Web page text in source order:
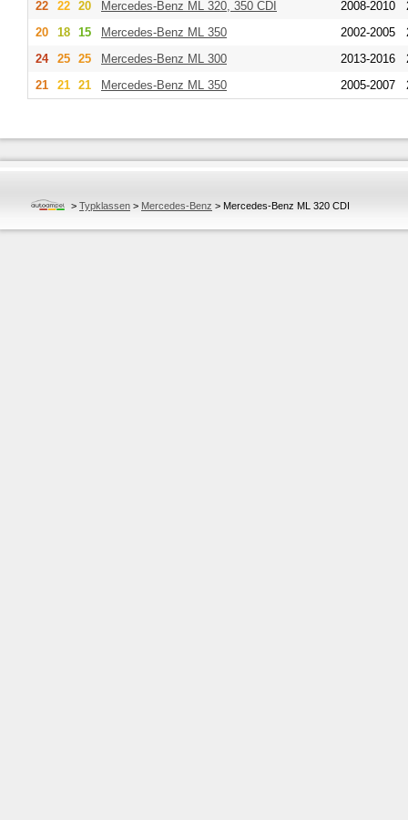
22 22 20 Mercedes-Benz ML 320, 350 CDI 2008-2010
20
18 15 Mercedes-Benz ML 350 2002-2005
24
25 25 Mercedes-Benz ML 300 2013-2016
21
21 21 Mercedes-Benz ML 350 2005-2007
> Typklassen > Mercedes-Benz > Mercedes-Benz ML 320 CDI